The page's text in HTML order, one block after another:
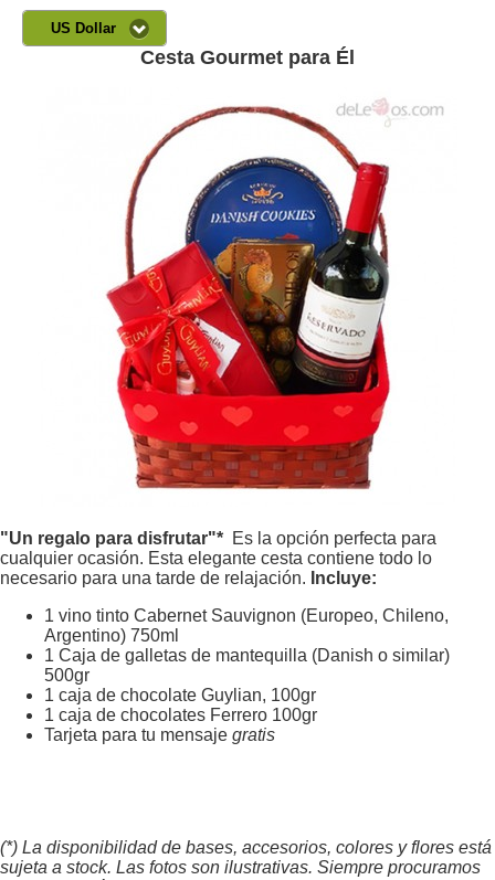
US Dollar
Cesta Gourmet para Él
"Un regalo para disfrutar"* Es la opción perfecta para
cualquier ocasión. Esta elegante cesta contiene todo lo
necesario para una tarde de relajación. Incluye:
1 vino tinto Cabernet Sauvignon (Europeo, Chileno,
Argentino) 750ml
1 Caja de galletas de mantequilla (Danish o similar)
500gr
1 caja de chocolate Guylian, 100gr
1 caja de chocolates Ferrero 100gr
Tarjeta para tu mensaje gratis
(*) La disponibilidad de bases, accesorios, colores y flores está
sujeta a stock. Las fotos son ilustrativas. Siempre procuramos